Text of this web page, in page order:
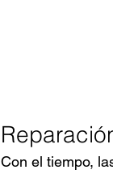
Con el tiempo,